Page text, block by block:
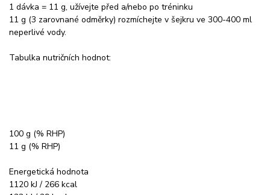
1 dávka = 11 g, užívejte před a/nebo po tréninku
11 g (3 zarovnané odměrky) rozmíchejte v šejkru ve 300-400 ml
neperlivé vody.
Tabulka nutričních hodnot:
100 g (% RHP)
11 g (% RHP)
Energetická hodnota
1120 kJ / 266 kcal